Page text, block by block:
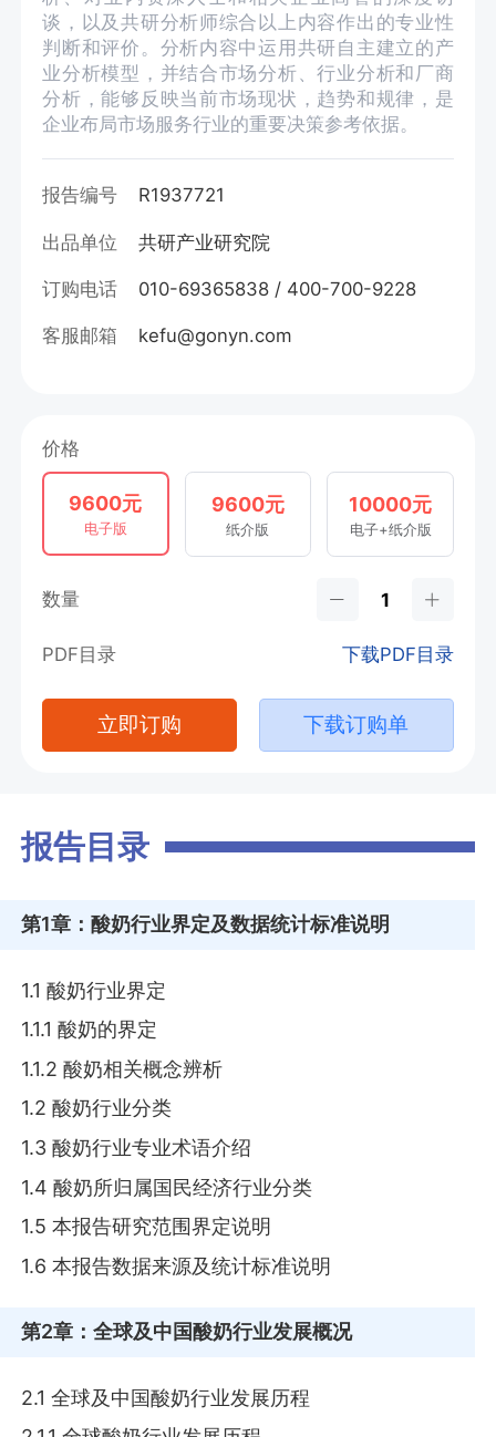
谈，以及共研分析师综合以上内容作出的专业性
判断和评价。分析内容中运用共研自主建立的产
业分析模型，并结合市场分析、行业分析和厂商
分析，能够反映当前市场现状，趋势和规律，是
企业布局市场服务行业的重要决策参考依据。
报告编号 R1937721
出品单位 共研产业研究院
订购电话 010-69365838 / 400-700-9228
客服邮箱 kefu@gonyn.com
价格
9600元
电子版
9600元
纸介版
10000元
电子+纸介版
数量
PDF目录 下载PDF目录
立即订购 下载订购单
报告目录
第1章 ：酸奶行业界定及数据统计标准说明
1.1 酸奶行业界定
1.1.1 酸奶的界定
1.1.2 酸奶相关概念辨析
1.2 酸奶行业分类
1.3 酸奶行业专业术语介绍
1.4 酸奶所归属国民经济行业分类
1.5 本报告研究范围界定说明
1.6 本报告数据来源及统计标准说明
第2章 ：全球及中国酸奶行业发展概况
2.1 全球及中国酸奶行业发展历程